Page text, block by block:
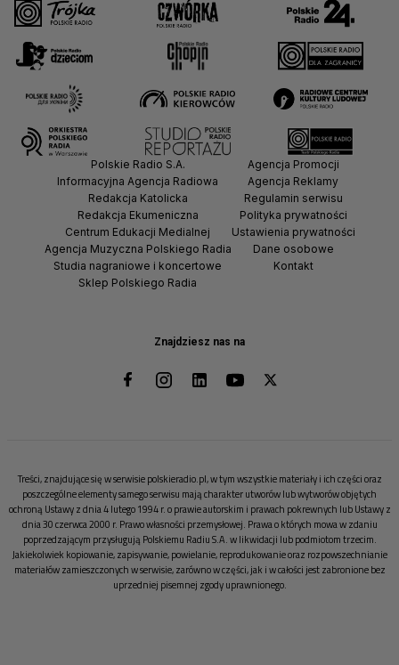
Znajdziesz nas na
Polskie Radio S.A.
Informacyjna Agencja Radiowa
Redakcja Katolicka
Redakcja Ekumeniczna
Centrum Edukacji Medialnej
Agencja Muzyczna Polskiego Radia
Studia nagraniowe i koncertowe
Sklep Polskiego Radia
Agencja Promocji
Agencja Reklamy
Regulamin serwisu
Polityka prywatności
Ustawienia prywatności
Dane osobowe
Kontakt
Treści, znajdujące się w serwisie polskieradio.pl, w tym wszystkie materiały i ich części oraz
poszczególne elementy samego serwisu mają charakter utworów lub wytworów objętych
ochroną Ustawy z dnia 4 lutego 1994 r. o prawie autorskim i prawach pokrewnych lub Ustawy z
dnia 30 czerwca 2000 r. Prawo własności przemysłowej. Prawa o których mowa w zdaniu
poprzedzającym przysługują Polskiemu Radiu S.A. w likwidacji lub podmiotom trzecim.
Jakiekolwiek kopiowanie, zapisywanie, powielanie, reprodukowanie oraz rozpowszechnianie
materiałów zamieszczonych w serwisie, zarówno w części, jak i w całości jest zabronione bez
uprzedniej pisemnej zgody uprawnionego.